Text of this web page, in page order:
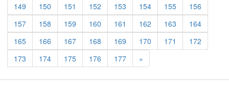
149
150 151 152 153 154 155
156
157
158 159 160 161 162 163
164
165
166 167 168 169 170 171
172
173
174 175 176 177 »